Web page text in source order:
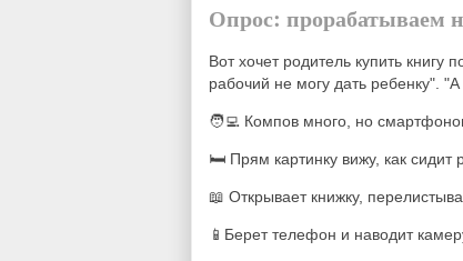
Опрос: прорабатываем
Вот хочет родитель купить
рабочий не могу дать ребенку".
🧑‍💻 Компов много, но
🛏 Прям картинку вижу, как сидит
📖 Открывает книжку,
📱 Берет телефон и наводит